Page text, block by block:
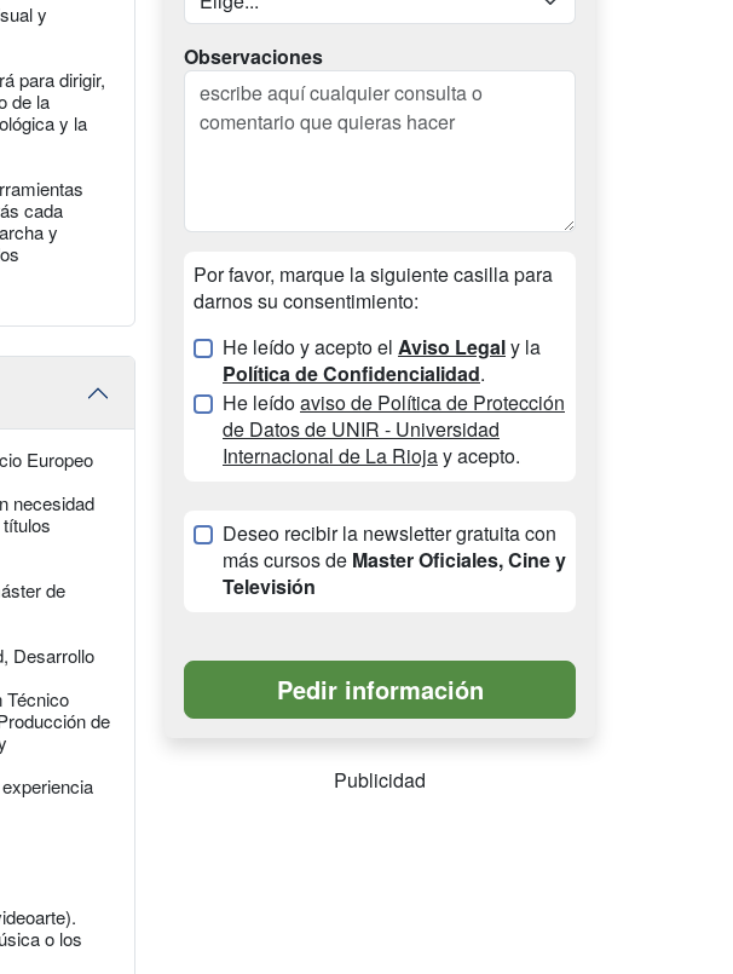
y
para dirigir,
de la
y la
cada
y
Europeo
necesidad
de
Desarrollo
Técnico
de
o los
Observaciones
Por favor, marque la siguiente casilla para
darnos su consentimiento:
He leído y acepto el Aviso Legaly la
Política de Confidencialidad.
He leídoaviso de Política de Protección
de Datos de UNIR - Universidad
Internacional de La Riojay acepto.
Deseo recibir la newsletter gratuita con
más cursos de Master Oficiales, Cine y
Televisión
Publicidad